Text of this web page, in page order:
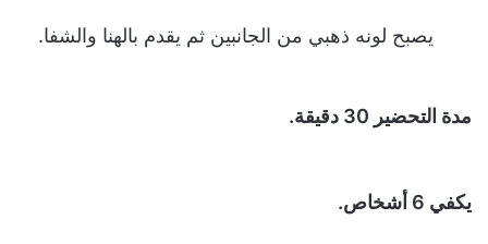
يصبح لونه ذهبي من الجانبين ثم يقدم بالهنا والشفا.
مدة التحضير 30 دقيقة.
يكفي 6 أشخاص.